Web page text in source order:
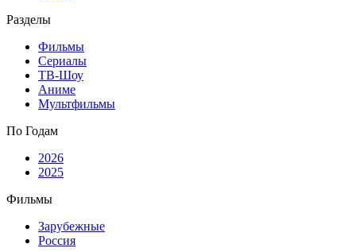
Разделы
Фильмы
Сериалы
ТВ-Шоу
Аниме
Мультфильмы
По Годам
2026
2025
Фильмы
Зарубежные
Россия